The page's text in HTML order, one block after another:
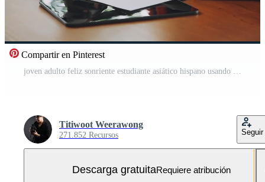
Compartir en Pinterest
joven adulto feliz sonriente estudiante asiático hispano usando auriculares hablando en una reunión de chat en línea usando una computadora portátil en el campus universitario o en la oficina virtual. estudiante universitaria aprendiendo de forma remota. Vídeo Gratis
Titiwoot Weerawong
271.852 Recursos Seguir
Descarga gratuitaRequiere atribución